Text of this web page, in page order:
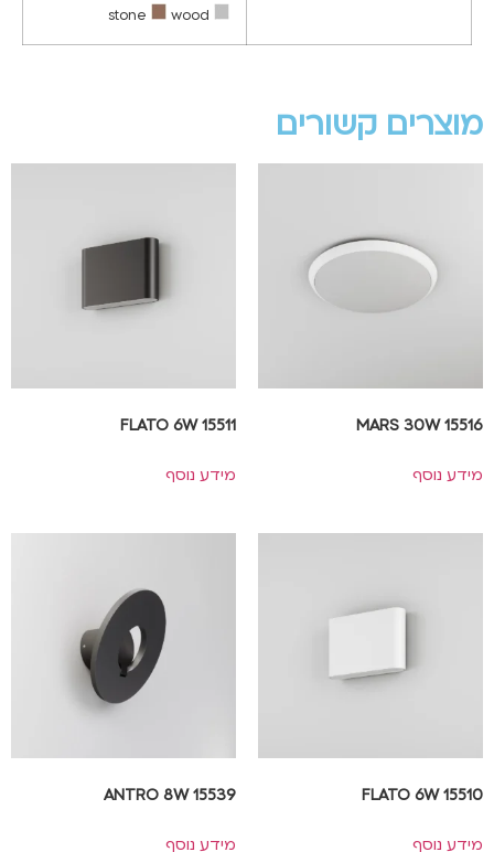
wood
מוצרים קשורים
MARS 30W 15516
מידע נוסף
FLATO 6W 15511
מידע נוסף
FLATO 6W 15510
מידע נוסף
ANTRO 8W 15539
מידע נוסף